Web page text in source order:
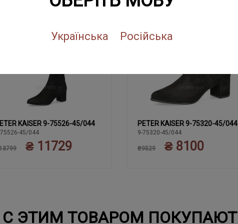
Українська Російська
37 37.5 38 38.5 39
40
KAISER 9-75526-45/044
45/044
₴ 11729
37 37.5 38 38.5 39
40
PETER KAISER 9-75320-45/044
9-75320-45/044
₴9529 ₴ 8100
С ЭТИМ ТОВАРОМ ПОКУПАЮТ